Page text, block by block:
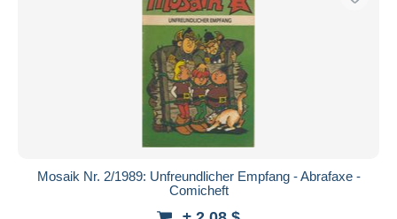
Mosaik Nr. 2/1989: Unfreundlicher Empfang - Abrafaxe -
Comicheft